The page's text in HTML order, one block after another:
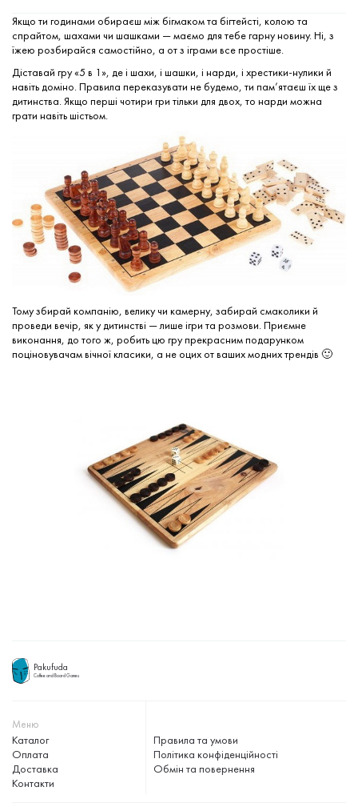
Якщо ти годинами обираєш між бігмаком та бігтейсті, колою та
спрайтом, шахами чи шашками — маємо для тебе гарну новину. Ні, з
їжею розбирайся самостійно, а от з іграми все простіше.
Діставай гру «5 в 1», де і шахи, і шашки, і нарди, і хрестики-нулики й
навіть доміно. Правила переказувати не будемо, ти пам’ятаєш їх ще з
дитинства. Якщо перші чотири гри тільки для двох, то нарди можна
грати навіть шістьом.
Тому збирай компанію, велику чи камерну, забирай смаколики й
проведи вечір, як у дитинстві — лише ігри та розмови. Приємне
виконання, до того ж, робить цю гру прекрасним подарунком
поціновувачам вічної класики, а не оцих от ваших модних трендів 🙂
Pakufuda
Coffee and Board Games
Меню
Каталог
Оплата
Доставка
Контакти
Правила та умови
Політика конфіденційності
Обмін та повернення